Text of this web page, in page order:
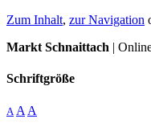
Zum Inhalt, zur Navigation
Markt Schnaittach |
Schriftgröße
A A A